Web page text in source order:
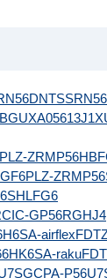
PLZ-
PLZ-
GP56RGHJ4
airflex
raku
PA-